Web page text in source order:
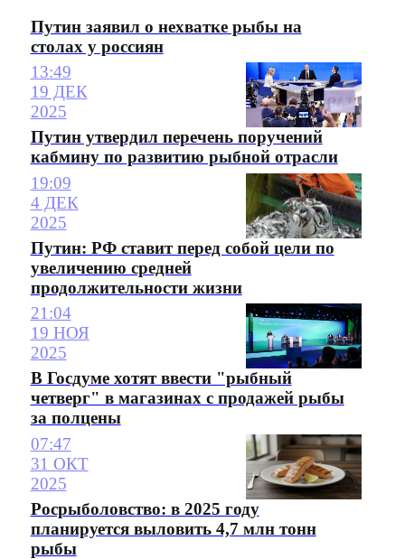
Путин заявил о нехватке рыбы на
столах у россиян
13:49
19 ДЕК
2025
Путин утвердил перечень поручений
кабмину по развитию рыбной отрасли
19:09
4 ДЕК
2025
Путин: РФ ставит перед собой цели по
увеличению средней
продолжительности жизни
21:04
19 НОЯ
2025
В Госдуме хотят ввести "рыбный
четверг" в магазинах с продажей рыбы
за полцены
07:47
31 ОКТ
2025
Росрыболовство: в 2025 году
планируется выловить 4,7 млн тонн
рыбы